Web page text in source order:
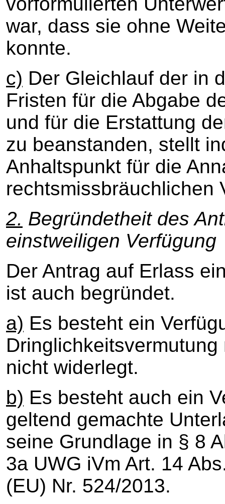
war, dass sie ohne
konnte.
c) Der Gleichlauf der in
Fristen für die Abgabe
und für die Erstattung
zu beanstanden, stellt
Anhaltspunkt für die
rechtsmissbräuchlichen
2. Begründetheit des
einstweiligen Verfügung
Der Antrag auf Erlass
ist auch begründet.
a) Es besteht ein
nicht widerlegt.
b) Es besteht auch ein
geltend gemachte
seine Grundlage in § 8
3a UWG iVm Art. 14
(EU) Nr. 524/2013.